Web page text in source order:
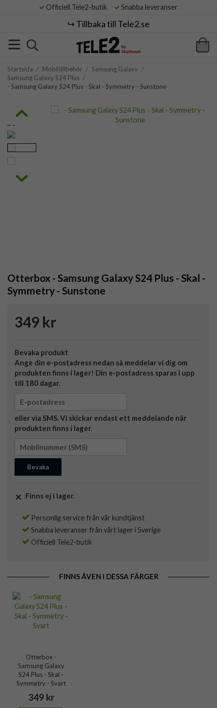
Officiell Tele2-butik Snabba leveranser
↪️ Tillbaka till Tele2.se
Startsida / Mobiltillbehör / Samsung Galaxy /
Samsung Galaxy S24 Plus /
- Samsung Galaxy S24 Plus - Skal - Symmetry - Sunstone
Otterbox - Samsung Galaxy S24 Plus - Skal -
Symmetry - Sunstone
349 kr
Bevaka produkt
Ange din e-postadress nedan så meddelar vi dig om
produkten finns i lager! Din e-postadress sparas i upp
till 180 dagar.
eller via SMS. Vi skickar endast ett meddelande när
produkten finns i lager.
Bevaka
Finns ej i lager.
Personlig service från vår kundtjänst
Snabba leveranser från vårt lager i Sverige
Officiell Tele2-butik
FINNS ÄVEN I DESSA FÄRGER
Otterbox -
Samsung Galaxy
S24 Plus - Skal -
Symmetry - Svart
349 kr